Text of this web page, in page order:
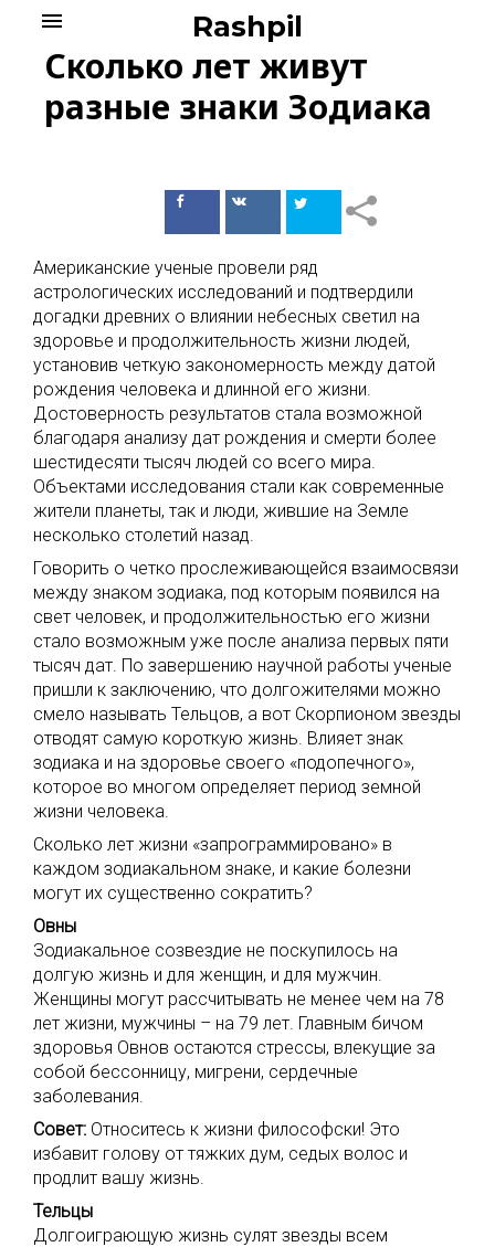
content
Rashpil
menu
Сколько лет живут
разные знаки Зодиака
ПоделитьсяПоделиться
Американские ученые провели ряд
астрологических исследований и подтвердили
догадки древних о влиянии небесных светил на
здоровье и продолжительность жизни людей,
установив четкую закономерность между датой
рождения человека и длинной его жизни.
Достоверность результатов стала возможной
благодаря анализу дат рождения и смерти более
шестидесяти тысяч людей со всего мира.
Объектами исследования стали как современные
жители планеты, так и люди, жившие на Земле
несколько столетий назад.
Говорить о четко прослеживающейся взаимосвязи
между знаком зодиака, под которым появился на
свет человек, и продолжительностью его жизни
стало возможным уже после анализа первых пяти
тысяч дат. По завершению научной работы ученые
пришли к заключению, что долгожителями можно
смело называть Тельцов, а вот Скорпионом звезды
отводят самую короткую жизнь. Влияет знак
зодиака и на здоровье своего «подопечного»,
которое во многом определяет период земной
жизни человека.
Сколько лет жизни «запрограммировано» в
каждом зодиакальном знаке, и какие болезни
могут их существенно сократить?
Овны
Зодиакальное созвездие не поскупилось на
долгую жизнь и для женщин, и для мужчин.
Женщины могут рассчитывать не менее чем на 78
лет жизни, мужчины – на 79 лет. Главным бичом
здоровья Овнов остаются стрессы, влекущие за
собой бессонницу, мигрени, сердечные
заболевания.
Совет: Относитесь к жизни философски! Это
избавит голову от тяжких дум, седых волос и
продлит вашу жизнь.
Тельцы
Долгоиграющую жизнь сулят звезды всем